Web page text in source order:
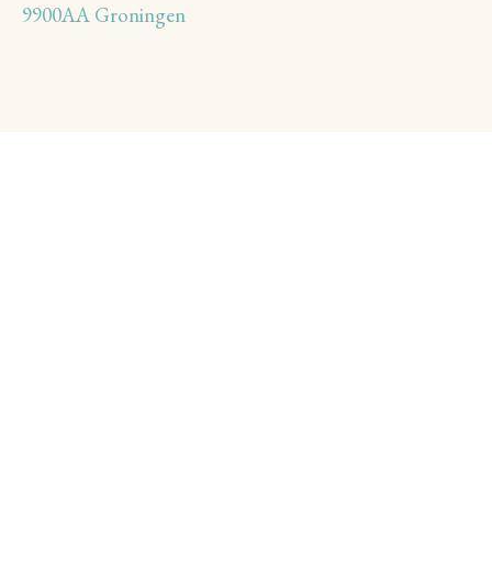
9900AA Groningen